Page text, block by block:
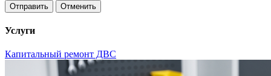
Отменить
Услуги
Капитальный ремонт ДВС